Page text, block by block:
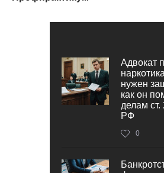
Адвокат
нужен
как он
делам
РФ
0